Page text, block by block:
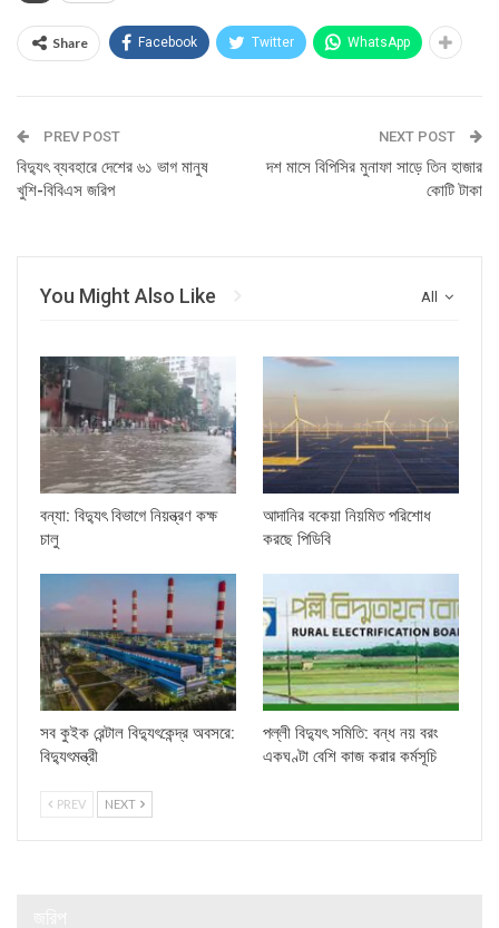
Share Facebook Twitter WhatsApp
PREV POST
বিদ্যুৎ ব্যবহারে দেশের ৬১ ভাগ মানুষ
খুশি-বিবিএস জরিপ
NEXT POST
দশ মাসে বিপিসির মুনাফা সাড়ে তিন হাজার
কোটি টাকা
All
You Might Also Like
বন্যা: বিদ্যুৎ বিভাগে নিয়ন্ত্রণ কক্ষ
চালু
আদানির বকেয়া নিয়মিত পরিশোধ
করছে পিডিবি
সব কুইক রেন্টাল বিদ্যুৎকেন্দ্র অবসরে:
বিদ্যুৎমন্ত্রী
পল্লী বিদ্যুৎ সমিতি: বন্ধ নয় বরং
একঘণ্টা বেশি কাজ করার কর্মসূচি
PREV NEXT